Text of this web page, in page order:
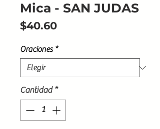
Mica - SAN JUDAS
$40.60Precio
Oraciones *
Cantidad *